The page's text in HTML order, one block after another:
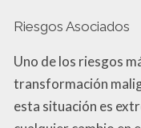
Riesgos Asociados
Uno de los riesgos
transformación
esta situación es